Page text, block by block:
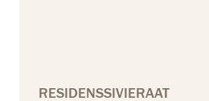
RESIDENSSIVIERAAT